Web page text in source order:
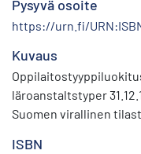
Pysyvä osoite
https://urn.fi/
Kuvaus
läroanstaltstyper
Suomen virallinen
ISBN